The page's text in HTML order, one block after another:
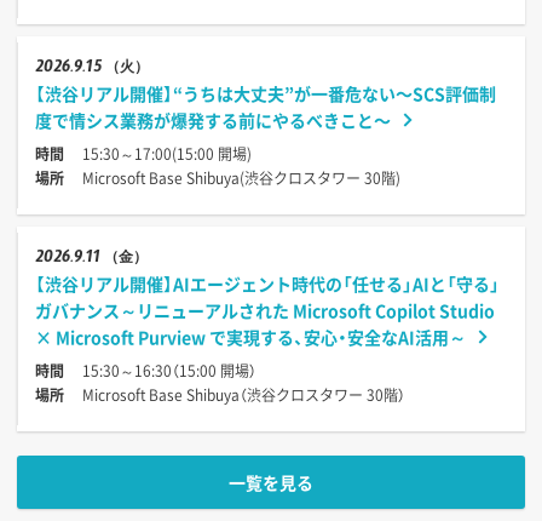
20269.15 （火）
【渋谷リアル開催】“うちは大丈夫”が一番危ない〜SCS評価制
度で情シス業務が爆発する前にやるべきこと〜
時間
15:30～17:00(15:00 開場)
場所
Microsoft Base Shibuya(渋谷クロスタワー 30階)
20269.11 （金）
【渋谷リアル開催】AIエージェント時代の「任せる」AIと「守る」
ガバナンス～リニューアルされた Microsoft Copilot Studio
× Microsoft Purview で実現する、安心・安全なAI活用～
時間
15:30～16:30（15:00 開場）
場所
Microsoft Base Shibuya（渋谷クロスタワー 30階）
一覧を見る